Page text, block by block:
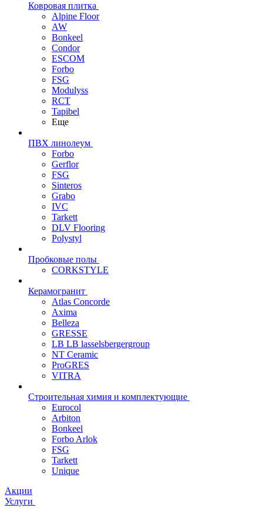
Ковровая плитка
Alpine Floor
AW
Bonkeel
Condor
ESCOM
Forbo
FSG
Modulyss
RCT
Tapibel
Еще
ПВХ линолеум
Forbo
Gerflor
FSG
Sinteros
Grabo
IVC
Tarkett
DLV Flooring
Polystyl
Пробковые полы
CORKSTYLE
Керамогранит
Atlas Concorde
Axima
Belleza
GRESSE
LB LB lasselsbergergroup
NT Ceramic
ProGRES
VITRA
Строительная химия и комплектующие
Eurocol
Arbiton
Bonkeel
Forbo Arlok
FSG
Tarkett
Unique
Акции
Услуги